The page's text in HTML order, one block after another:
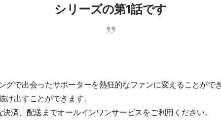
シリーズの第1話です
グで出会ったサポーターを熱狂的なファンに変えることがで
け出すことができます。
済、配送までオールインワンサービスをご利用ください。